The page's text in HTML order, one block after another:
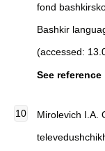
fond
Bashkir
(accessed:
See reference
Mirolevich I.A.